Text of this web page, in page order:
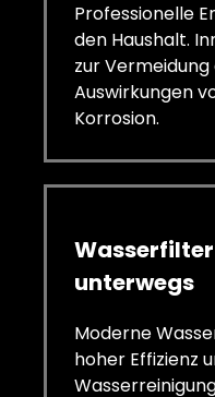
Professionelle
den Haushalt.
zur
Auswirkungen
Korrosion.
unterwegs
Moderne
hoher Effizienz